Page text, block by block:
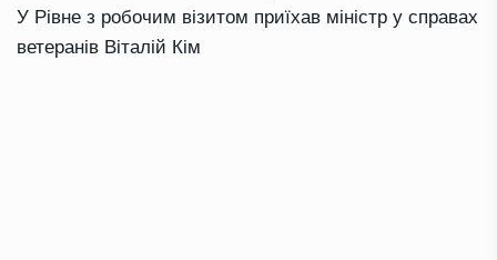
У Рівне з робочим візитом приїхав міністр у справах
ветеранів Віталій Кім